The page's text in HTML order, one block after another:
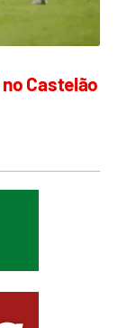
Castelão